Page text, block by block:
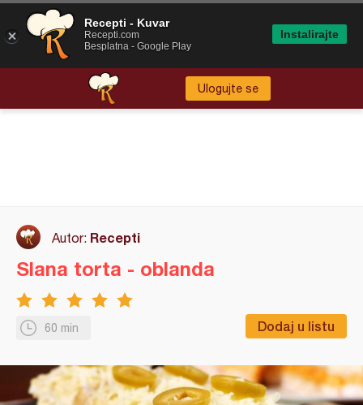
Ulogujte se
Autor: Recepti
60 min Dodaj u listu
Slana torta - oblanda
Recepti - Kuvar
Recepti.com
Besplatna - Google Play
Instalirajte